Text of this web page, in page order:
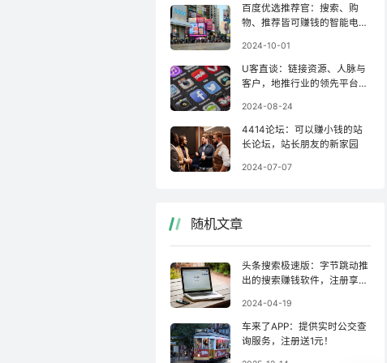
百度优选推荐官：搜索、购
物、推荐皆可赚钱的智能电商
2024-10-01
U客直谈：链接资源、人脉与
客户，地推行业的领先平台之
2024-08-24
4414论坛：可以赚小钱的站
长论坛，站长朋友的新家园
2024-07-07
随机文章
头条搜索极速版：字节跳动推
出的搜索赚钱软件，注册享新
2024-04-19
车来了APP：提供实时公交查
询服务，注册送1元！